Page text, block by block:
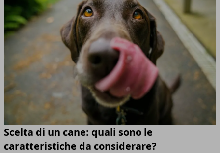
Scelta di un cane: quali sono le
caratteristiche da considerare?